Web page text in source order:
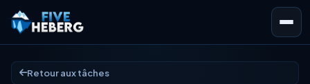
Retour aux tâches